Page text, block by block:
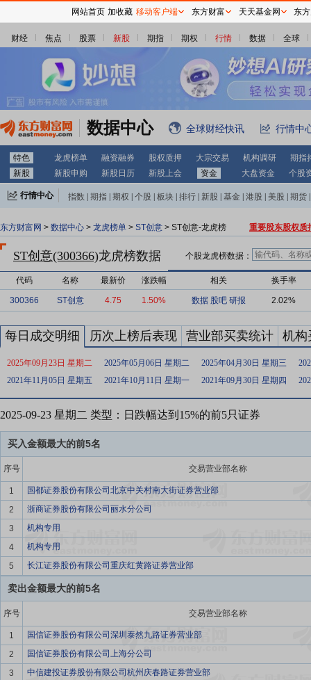
财经 焦点 股票 新股 期指 期权 行情 数据 全球
数据中心 全球财经快讯 行情中
特色 龙虎榜单 融资融券 股权质押 大宗交易 机构调研
期指
新股
新股申购 新股日历 新股上会 资金 大盘资金 个股
行情中心 指数 期指 期权 个股 板块 排行 新股 基金 港股 美股 期货
东方财富网 > 数据中心 > 龙虎榜单 > ST创意 > ST创意-龙虎榜 重要股东股权质
ST创意(300366)龙虎榜数据 个股龙虎榜数据：
代码 名称 最新价 涨跌幅 相关 换手率
300366 ST创意 4.75 1.50% 数据 股吧 研报 2.02%
每日成交明细 历次上榜后表现 营业部买卖统计 机构
2025年09月23日 星期二 2025年05月06日 星期二 2025年04月30日 星期三
2021年11月05日 星期五
2021年10月11日 星期一 2021年09月30日 星期四
2025-09-23 星期二 类型：日跌幅达到15%的前5只证券
买入金额最大的前5名
序号 交易营业部名称
1
国都证券股份有限公司北京中关村南大街证券营业部
2
浙商证券股份有限公司丽水分公司
3
机构专用
4
机构专用
5
长江证券股份有限公司重庆红黄路证券营业部
卖出金额最大的前5名
序号 交易营业部名称
1
国信证券股份有限公司深圳泰然九路证券营业部
2
国信证券股份有限公司上海分公司
3
中信建投证券股份有限公司杭州庆春路证券营业部
网站首页 加收藏 移动客户端 东方财富 天天基金网 东